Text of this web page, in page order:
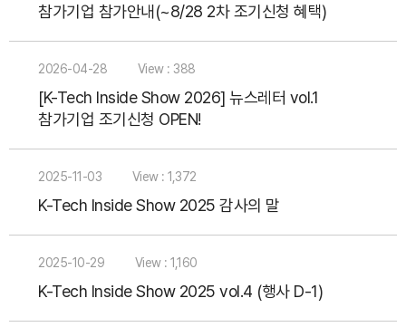
참가기업 참가안내(~8/28 2차 조기신청 혜택)
2026-04-28 View : 388
[K-Tech Inside Show 2026] 뉴스레터 vol.1
참가기업 조기신청 OPEN!
2025-11-03 View : 1,372
K-Tech Inside Show 2025 감사의 말
2025-10-29 View : 1,160
K-Tech Inside Show 2025 vol.4 (행사 D-1)